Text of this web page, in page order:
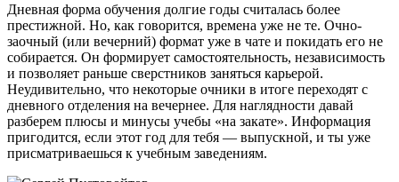
Дневная форма обучения долгие годы считалась более
престижной. Но, как говорится, времена уже не те. Очно-
заочный (или вечерний) формат уже в чате и покидать его не
собирается. Он формирует самостоятельность, независимость
и позволяет раньше сверстников заняться карьерой.
Неудивительно, что некоторые очники в итоге переходят с
дневного отделения на вечернее. Для наглядности давай
разберем плюсы и минусы учебы «на закате». Информация
пригодится, если этот год для тебя — выпускной, и ты уже
присматриваешься к учебным заведениям.